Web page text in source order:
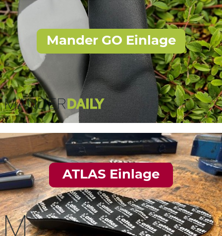
Mander GO Einlage
ATLAS Einlage